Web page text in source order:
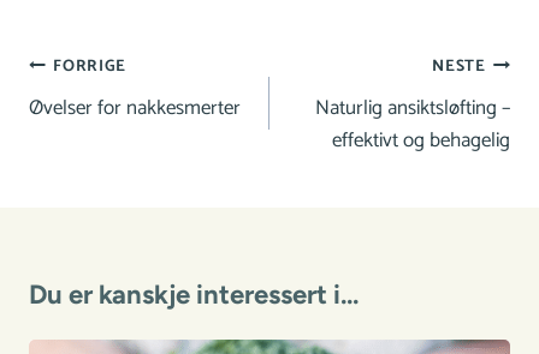
Innleggsnavigasjon
FORRIGE
Øvelser for nakkesmerter
NESTE
Naturlig ansiktsløfting –
effektivt og behagelig
Du er kanskje interessert i...